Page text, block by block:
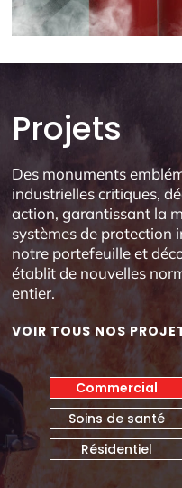
Projets
Des monuments
industrielles critiques,
action, garantissant la
systèmes de protection
notre portefeuille et
établit de nouvelles
entier.
VOIR TOUS NOS
Commercial
Soins de santé
Résidentiel